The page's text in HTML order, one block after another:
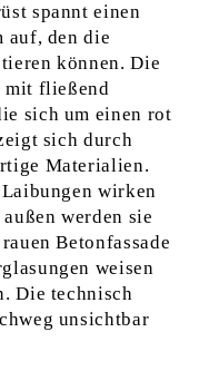
spannt einen
auf, den die
können. Die
mit fließend
sich um einen rot
sich durch
Materialien.
wirken
werden sie
Betonfassade
weisen
Die technisch
unsichtbar